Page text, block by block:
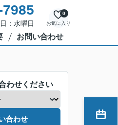
：水曜日 お気に入り
0
お問い合わせ
わせください
合わせ